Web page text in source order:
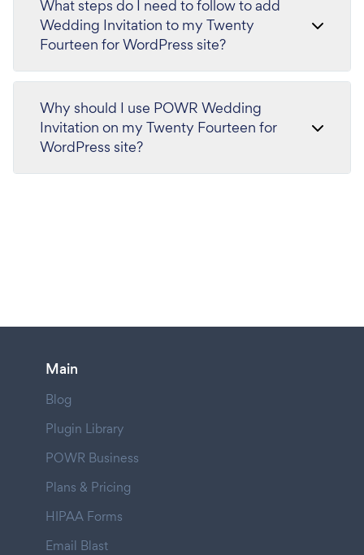
What steps do I need to follow to add
Wedding Invitation to my Twenty
Fourteen for WordPress site?
Why should I use POWR Wedding
Invitation on my Twenty Fourteen for
WordPress site?
Main
Blog
Plugin Library
POWR Business
Plans & Pricing
HIPAA Forms
Email Blast